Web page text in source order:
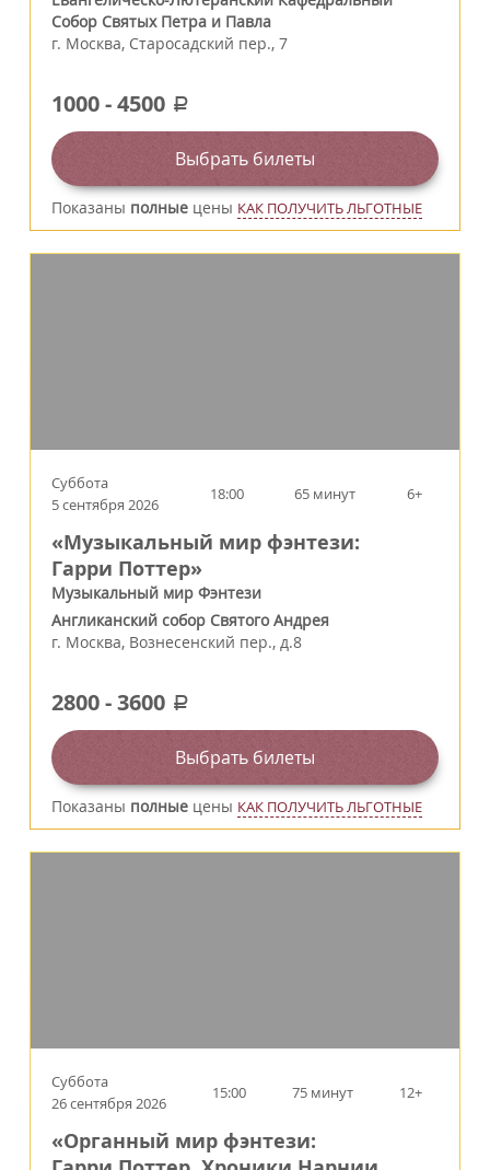
Собор Святых Петра и Павла
г. Москва, Старосадский пер., 7
1000-4500 a
Выбрать билеты
Показаны полные цены КАК ПОЛУЧИТЬ ЛЬГОТНЫЕ
Суббота
5 сентября 2026
18:00 65 минут 6+
«Музыкальный мир фэнтези:
Гарри Поттер»
Музыкальный мир Фэнтези
Англиканский собор Святого Андрея
г. Москва, Вознесенский пер., д.8
2800-3600 a
Выбрать билеты
Показаны полные цены КАК ПОЛУЧИТЬ ЛЬГОТНЫЕ
Суббота
26 сентября 2026
15:00 75 минут 12+
«Органный мир фэнтези: